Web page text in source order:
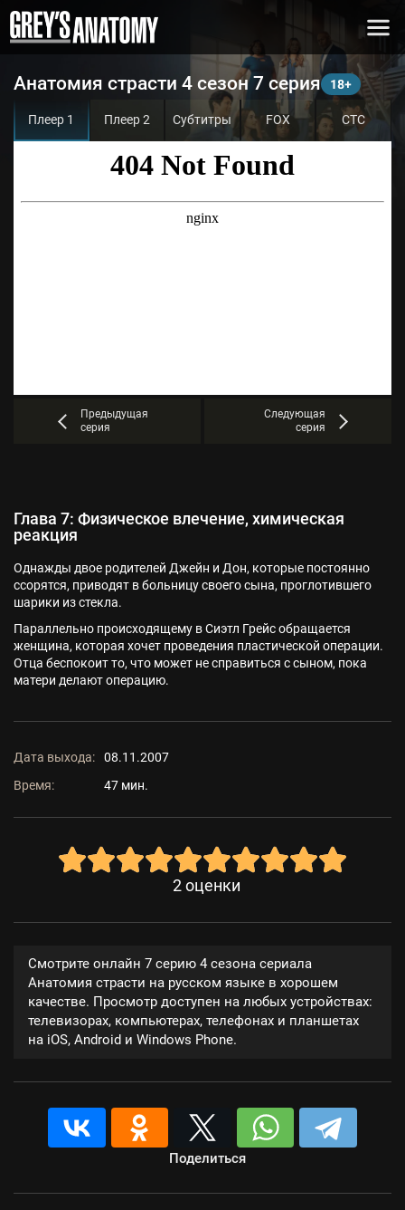
Анатомия страсти 4 сезон 7 серия
Плеер 1 Плеер 2 Субтитры FOX СТС
Предыдущая
серия
Следующая
серия
Глава 7: Физическое влечение, химическая
реакция
Однажды двое родителей Джейн и Дон, которые постоянно
ссорятся, приводят в больницу своего сына, проглотившего
шарики из стекла.
Параллельно происходящему в Сиэтл Грейс обращается
женщина, которая хочет проведения пластической операции.
Отца беспокоит то, что может не справиться с сыном, пока
матери делают операцию.
Дата выхода:
08.11.2007
Время:
47 мин.
2 оценки
Смотрите онлайн 7 серию 4 сезона сериала
Анатомия страсти на русском языке в хорошем
качестве. Просмотр доступен на любых устройствах:
телевизорах, компьютерах, телефонах и планшетах
на iOS, Android и Windows Phone.
Поделиться